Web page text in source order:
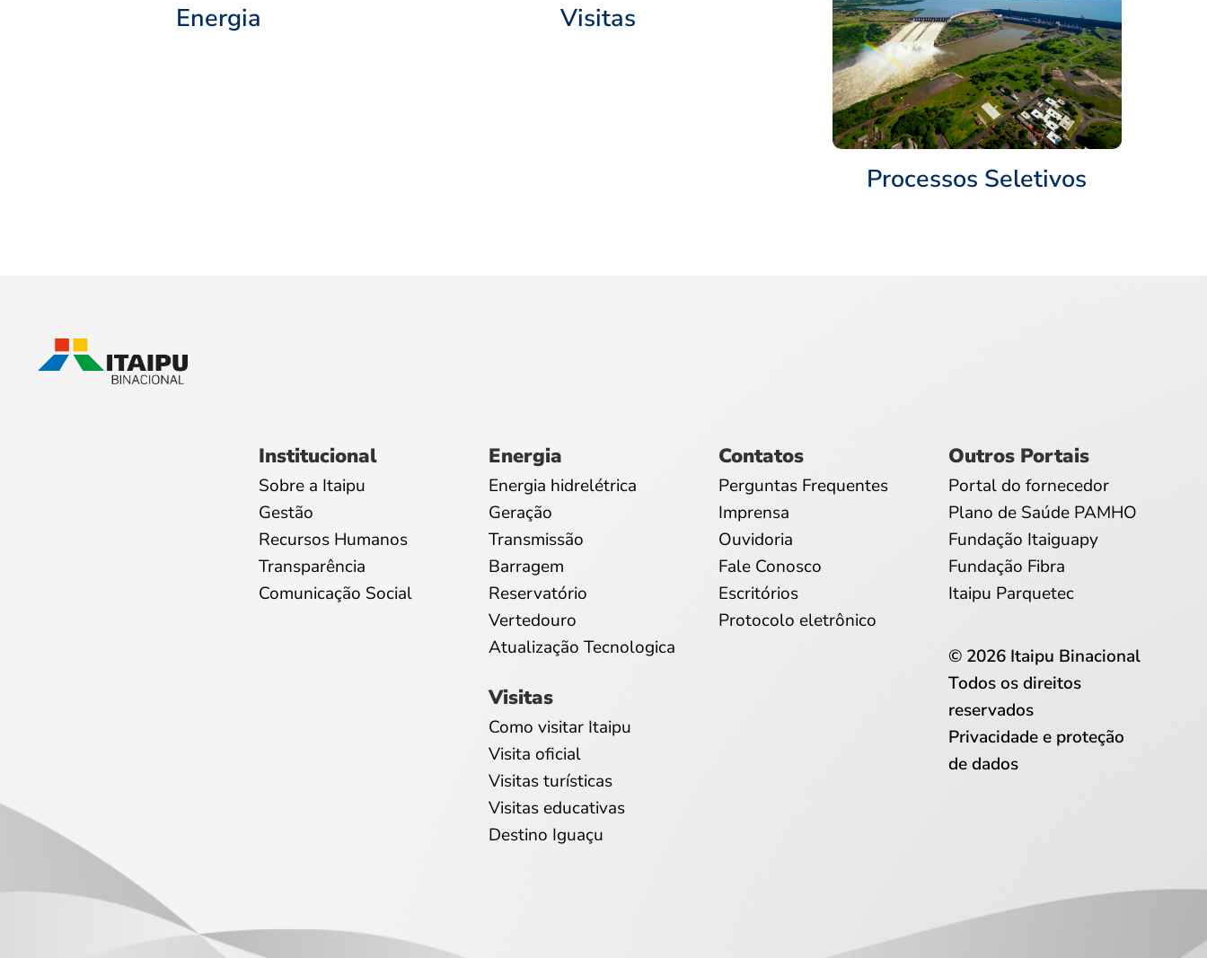
Energia Visitas
Processos Seletivos
Institucional
Sobre a Itaipu
Gestão
Recursos Humanos
Transparência
Comunicação Social
Energia
Energia hidrelétrica
Geração
Transmissão
Barragem
Reservatório
Vertedouro
Atualização Tecnologica
Visitas
Como visitar Itaipu
Visita oficial
Visitas turísticas
Visitas educativas
Destino Iguaçu
Contatos
Perguntas Frequentes
Imprensa
Ouvidoria
Fale Conosco
Escritórios
Protocolo eletrônico
Outros Portais
Portal do fornecedor
Plano de Saúde PAMHO
Fundação Itaiguapy
Fundação Fibra
Itaipu Parquetec
© 2026 Itaipu Binacional
Todos os direitos
reservados
Privacidade e proteção
de dados